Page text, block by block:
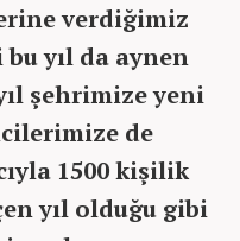
verdiğimiz
yıl da aynen
şehrimize yeni
de
1500 kişilik
yıl olduğu gibi